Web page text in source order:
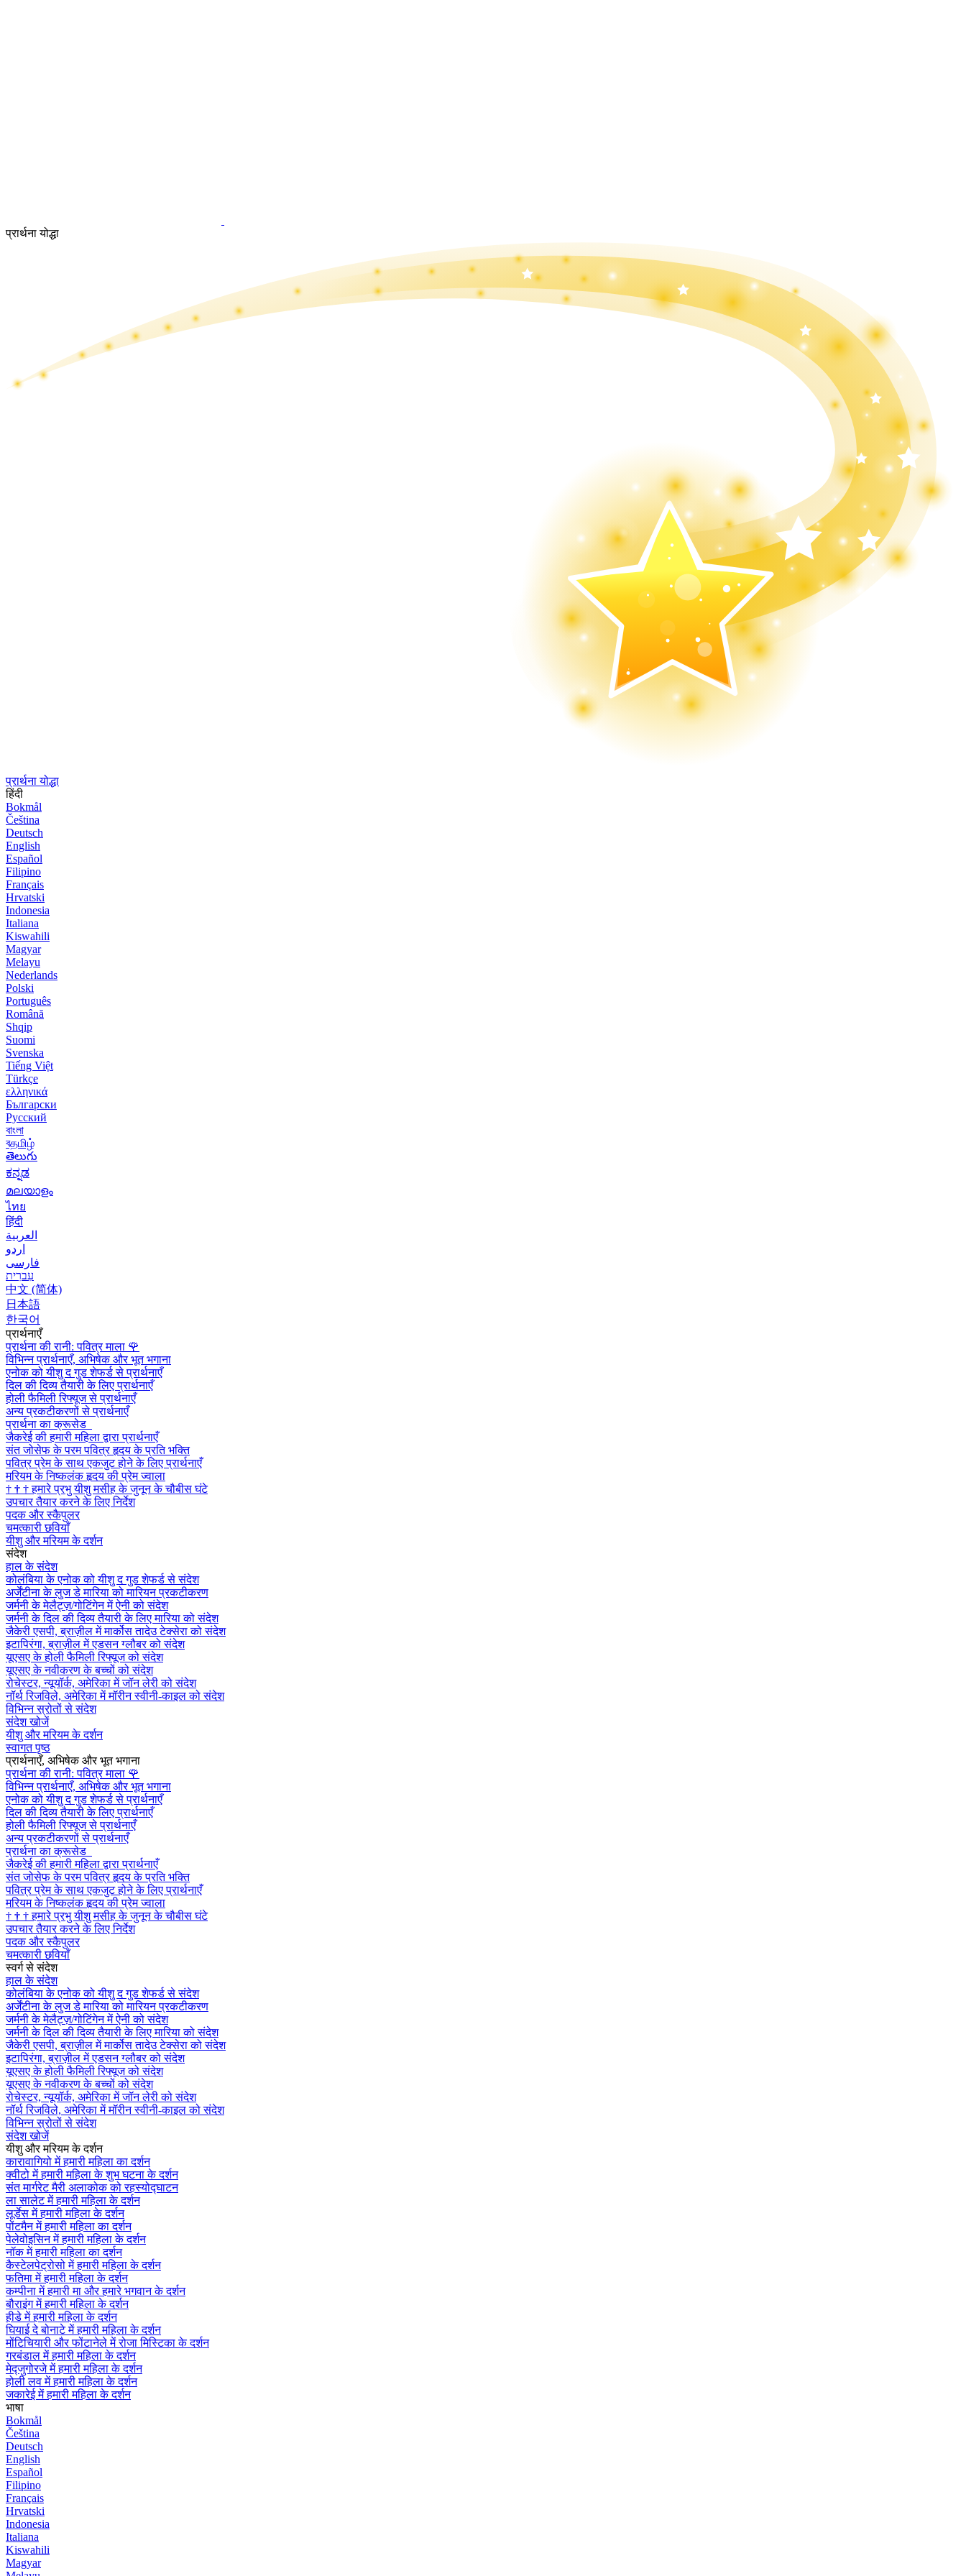
प्रार्थना योद्धा
प्रार्थना योद्धा
हिंदी
Bokmål
Čeština
Deutsch
English
Español
Filipino
Français
Hrvatski
Indonesia
Italiana
Kiswahili
Magyar
Melayu
Nederlands
Polski
Português
Română
Shqip
Suomi
Svenska
Tiếng Việt
Türkçe
ελληνικά
Български
Русский
বাংলা
বதமிழ்
తెలుగు
ಕನ್ನಡ
മലയാളം
ไทย
हिंदी
العربية
اردو
فارسی
עִברִית
中文 (简体)
日本語
한국어
प्रार्थनाएँ
प्रार्थना की रानी: पवित्र माला 🌹
विभिन्न प्रार्थनाएँ, अभिषेक और भूत भगाना
एनोक को यीशु द गुड शेफर्ड से प्रार्थनाएँ
दिल की दिव्य तैयारी के लिए प्रार्थनाएँ
होली फैमिली रिफ्यूज से प्रार्थनाएँ
अन्य प्रकटीकरणों से प्रार्थनाएँ
प्रार्थना का क्रूसेड
जैकरेई की हमारी महिला द्वारा प्रार्थनाएँ
संत जोसेफ के परम पवित्र हृदय के प्रति भक्ति
पवित्र प्रेम के साथ एकजुट होने के लिए प्रार्थनाएँ
मरियम के निष्कलंक हृदय की प्रेम ज्वाला
† † † हमारे प्रभु यीशु मसीह के जुनून के चौबीस घंटे
उपचार तैयार करने के लिए निर्देश
पदक और स्कैपुलर
चमत्कारी छवियाँ
यीशु और मरियम के दर्शन
संदेश
हाल के संदेश
कोलंबिया के एनोक को यीशु द गुड शेफर्ड से संदेश
अर्जेंटीना के लुज डे मारिया को मारियन प्रकटीकरण
जर्मनी के मेलैट्ज़/गोटिंगेन में ऐनी को संदेश
जर्मनी के दिल की दिव्य तैयारी के लिए मारिया को संदेश
जैकेरी एसपी, ब्राज़ील में मार्कोस तादेउ टेक्सेरा को संदेश
इटापिरंगा, ब्राज़ील में एडसन ग्लौबर को संदेश
यूएसए के होली फैमिली रिफ्यूज को संदेश
यूएसए के नवीकरण के बच्चों को संदेश
रोचेस्टर, न्यूयॉर्क, अमेरिका में जॉन लेरी को संदेश
नॉर्थ रिजविले, अमेरिका में मॉरीन स्वीनी-काइल को संदेश
विभिन्न स्रोतों से संदेश
संदेश खोजें
यीशु और मरियम के दर्शन
स्वागत पृष्ठ
प्रार्थनाएँ, अभिषेक और भूत भगाना
प्रार्थना की रानी: पवित्र माला 🌹
विभिन्न प्रार्थनाएँ, अभिषेक और भूत भगाना
एनोक को यीशु द गुड शेफर्ड से प्रार्थनाएँ
दिल की दिव्य तैयारी के लिए प्रार्थनाएँ
होली फैमिली रिफ्यूज से प्रार्थनाएँ
अन्य प्रकटीकरणों से प्रार्थनाएँ
प्रार्थना का क्रूसेड
जैकरेई की हमारी महिला द्वारा प्रार्थनाएँ
संत जोसेफ के परम पवित्र हृदय के प्रति भक्ति
पवित्र प्रेम के साथ एकजुट होने के लिए प्रार्थनाएँ
मरियम के निष्कलंक हृदय की प्रेम ज्वाला
† † † हमारे प्रभु यीशु मसीह के जुनून के चौबीस घंटे
उपचार तैयार करने के लिए निर्देश
पदक और स्कैपुलर
चमत्कारी छवियाँ
स्वर्ग से संदेश
हाल के संदेश
कोलंबिया के एनोक को यीशु द गुड शेफर्ड से संदेश
अर्जेंटीना के लुज डे मारिया को मारियन प्रकटीकरण
जर्मनी के मेलैट्ज़/गोटिंगेन में ऐनी को संदेश
जर्मनी के दिल की दिव्य तैयारी के लिए मारिया को संदेश
जैकेरी एसपी, ब्राज़ील में मार्कोस तादेउ टेक्सेरा को संदेश
इटापिरंगा, ब्राज़ील में एडसन ग्लौबर को संदेश
यूएसए के होली फैमिली रिफ्यूज को संदेश
यूएसए के नवीकरण के बच्चों को संदेश
रोचेस्टर, न्यूयॉर्क, अमेरिका में जॉन लेरी को संदेश
नॉर्थ रिजविले, अमेरिका में मॉरीन स्वीनी-काइल को संदेश
विभिन्न स्रोतों से संदेश
संदेश खोजें
यीशु और मरियम के दर्शन
कारावागियो में हमारी महिला का दर्शन
क्वीटो में हमारी महिला के शुभ घटना के दर्शन
संत मार्गरेट मैरी अलाकोक को रहस्योद्घाटन
ला सालेट में हमारी महिला के दर्शन
लूर्डेस में हमारी महिला के दर्शन
पोंटमैन में हमारी महिला का दर्शन
पेलेवोइसिन में हमारी महिला के दर्शन
नॉक में हमारी महिला का दर्शन
कैस्टेलपेट्रोसो में हमारी महिला के दर्शन
फतिमा में हमारी महिला के दर्शन
कम्पीना में हमारी मा और हमारे भगवान के दर्शन
बौराइंग में हमारी महिला के दर्शन
हीडे में हमारी महिला के दर्शन
घियाई दे बोनाटे में हमारी महिला के दर्शन
मोंटिचियारी और फोंटानेले में रोजा मिस्टिका के दर्शन
गरबंडाल में हमारी महिला के दर्शन
मेद्जुगोरजे में हमारी महिला के दर्शन
होली लव में हमारी महिला के दर्शन
जकारेई में हमारी महिला के दर्शन
भाषा
Bokmål
Čeština
Deutsch
English
Español
Filipino
Français
Hrvatski
Indonesia
Italiana
Kiswahili
Magyar